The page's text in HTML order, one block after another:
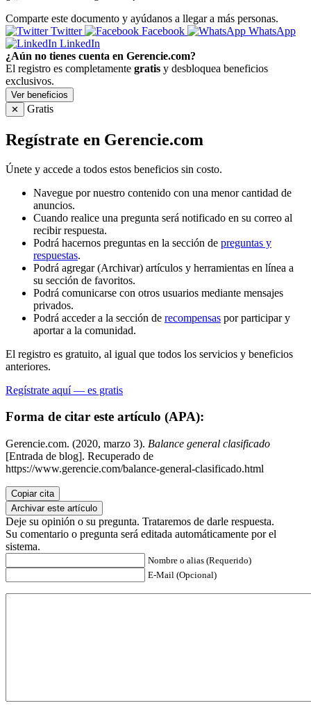
Comparte este documento y ayúdanos a llegar a más personas.
Twitter
Facebook
WhatsApp
LinkedIn
¿Aún no tienes cuenta en Gerencie.com?
El registro es completamente gratis y desbloquea beneficios
exclusivos.
Ver beneficios
✕
Gratis
Regístrate en Gerencie.com
Únete y accede a todos estos beneficios sin costo.
Navegue por nuestro contenido con una menor cantidad de
anuncios.
Cuando realice una pregunta será notificado en su correo al
recibir respuesta.
Podrá hacernos preguntas en la sección de preguntas y
respuestas.
Podrá agregar (Archivar) artículos y herramientas en línea a
su sección de favoritos.
Podrá comunicarse con otros usuarios mediante mensajes
privados.
Podrá acceder a la sección de recompensas por participar y
aportar a la comunidad.
El registro es gratuito, al igual que todos los servicios y beneficios
anteriores.
Regístrate aquí — es gratis
Forma de citar este artículo (APA):
Gerencie.com. (2020, marzo 3). Balance general clasificado
[Entrada de blog]. Recuperado de
https://www.gerencie.com/balance-general-clasificado.html
Copiar cita
Archivar este artículo
Deje su opinión o su pregunta. Trataremos de darle respuesta.
Su comentario o pregunta será editada automáticamente por el
sistema.
Nombre o alias (Requerido)
E-Mail (Opcional)